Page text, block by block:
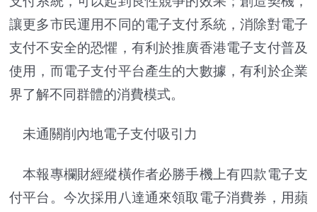
讓更多市民運用不同的電子支付系統，消除對電子
支付不安全的恐懼，有利於推廣香港電子支付普及
使用，而電子支付平台產生的大數據，有利於企業
界了解不同群體的消費模式。
未通關削內地電子支付吸引力
本報專欄財經縱橫作者必勝手機上有四款電子支
付平台。今次採用八達通來領取電子消費券，用蘋